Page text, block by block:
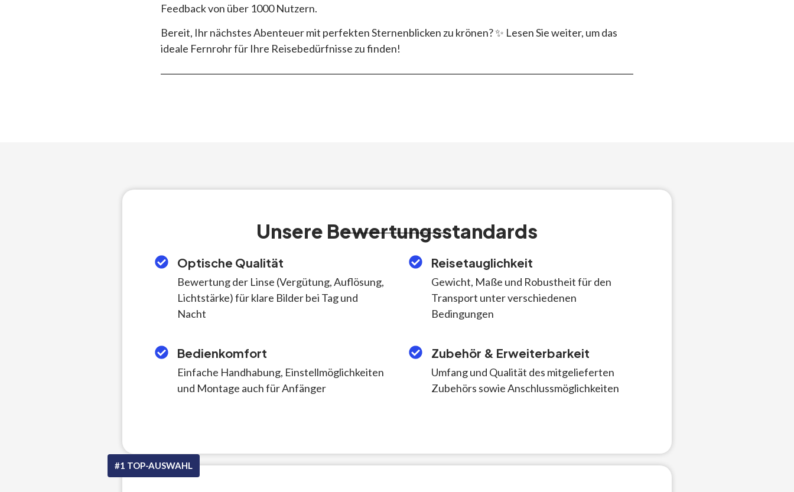
Feedback von über 1000 Nutzern.
Bereit, Ihr nächstes Abenteuer mit perfekten Sternenblicken zu krönen? ✨ Lesen Sie weiter, um das
ideale Fernrohr für Ihre Reisebedürfnisse zu finden!
Unsere Bewertungsstandards
Optische Qualität
Bewertung der Linse (Vergütung, Auflösung,
Lichtstärke) für klare Bilder bei Tag und
Nacht
Reisetauglichkeit
Gewicht, Maße und Robustheit für den
Transport unter verschiedenen
Bedingungen
Bedienkomfort
Einfache Handhabung, Einstellmöglichkeiten
und Montage auch für Anfänger
Zubehör & Erweiterbarkeit
Umfang und Qualität des mitgelieferten
Zubehörs sowie Anschlussmöglichkeiten
#1 TOP-AUSWAHL